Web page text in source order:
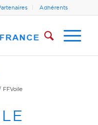
Adhérents
FFVoile